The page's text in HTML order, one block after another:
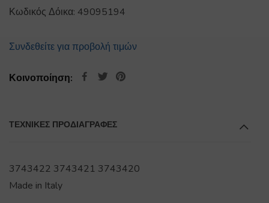
Κωδικός Δόικα: 49095194
Συνδεθείτε για προβολή τιμών
Κοινοποίηση:
ΤΕΧΝΙΚΕΣ ΠΡΟΔΙΑΓΡΑΦΕΣ
3743422 3743421 3743420
Made in Italy